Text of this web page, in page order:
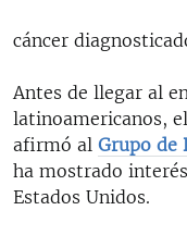
cáncer
Antes de llegar al
latinoamericanos,
afirmó al Grupo de
ha mostrado
Estados Unidos.